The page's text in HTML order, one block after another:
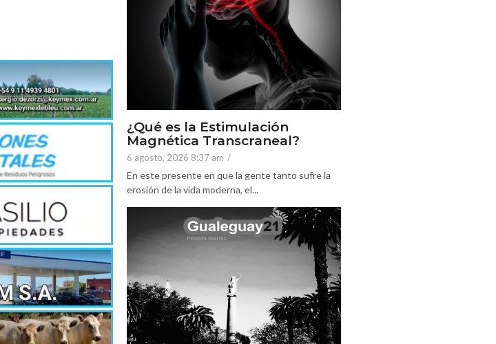
¿Qué es la Estimulación
Magnética Transcraneal?
6 agosto, 2026 8:37 am /
En este presente en que la gente tanto sufre la
erosión de la vida moderna, el...